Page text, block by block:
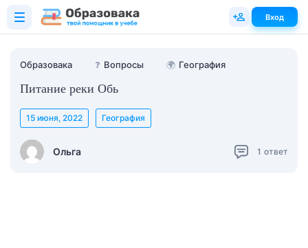
Образовака ❓ Вопросы 🌍 География
Питание реки Обь
Ольга
15 июня, 2022 География
1 ответ
Вход